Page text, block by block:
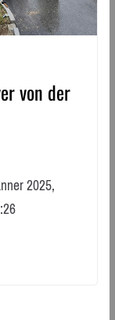
von der
2025,